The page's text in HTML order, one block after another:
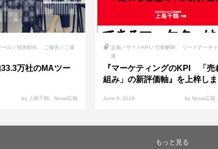
ール／技術動向
ご報告／ご連
万社のMAツー
by 上島千鶴、Nexal広報
定義／サイトKPI／行動解析
リードナーチ
連
『マーケティングのKPI 「売
組み」の新評価軸』を上梓し
June 9, 2016 by Nexal広報
もっと見る